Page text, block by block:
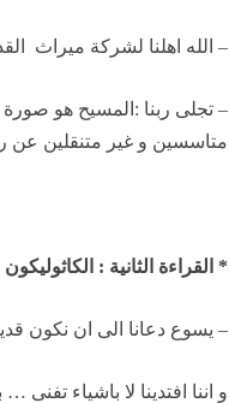
– الله اهلنا لشركة ميراث
– تجلى ربنا :المسيح هو صورة
متاسسين و غير متنقلين عن
* القراءة الثانية :
– يسوع دعانا الى ان نكون
و اننا افتدينا لا باشياء